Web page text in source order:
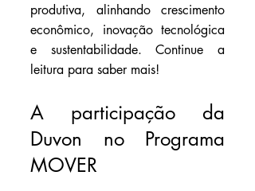
produtiva, alinhando crescimento
econômico, inovação tecnológica
e sustentabilidade. Continue a
leitura para saber mais!
A participação da
Duvon no Programa
MOVER